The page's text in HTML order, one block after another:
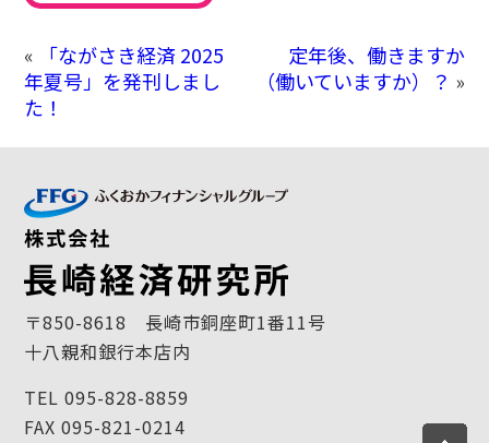
«
「ながさき経済 2025
年夏号」を発刊しまし
た！
定年後、働きますか
（働いていますか）？ »
〒850-8618 長崎市銅座町1番11号
十八親和銀行本店内
TEL 095-828-8859
FAX 095-821-0214